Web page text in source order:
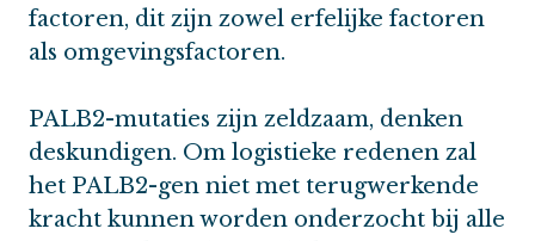
factoren, dit zijn zowel erfelijke factoren
als omgevingsfactoren.
PALB2-mutaties zijn zeldzaam, denken
deskundigen. Om logistieke redenen zal
het PALB2-gen niet met terugwerkende
kracht kunnen worden onderzocht bij alle